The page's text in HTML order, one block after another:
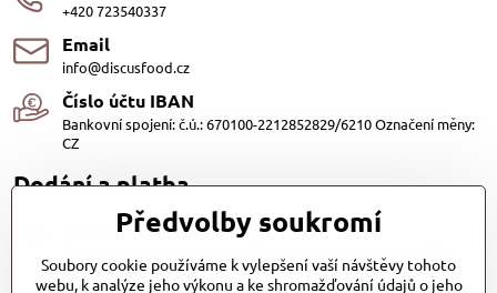
+420 723540337
Email
info@discusfood.cz
Číslo účtu IBAN
Bankovní spojení: č.ú.: 670100-2212852829/6210 Označení měny:
CZ
Dodání a platba
Dodání
s.r.o. a Zásilkovna
Předvolby soukromí
Soubory cookie používáme k vylepšení vaší návštěvy tohoto
webu, k analýze jeho výkonu a ke shromažďování údajů o jeho